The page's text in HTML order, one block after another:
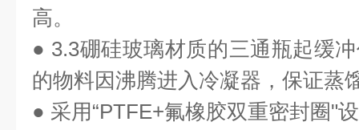
高。
● 3.3硼硅玻璃材质的三通瓶起缓
的物料因沸腾进入冷凝器，保证蒸
● 采用“PTFE+氟橡胶双重密封圈"